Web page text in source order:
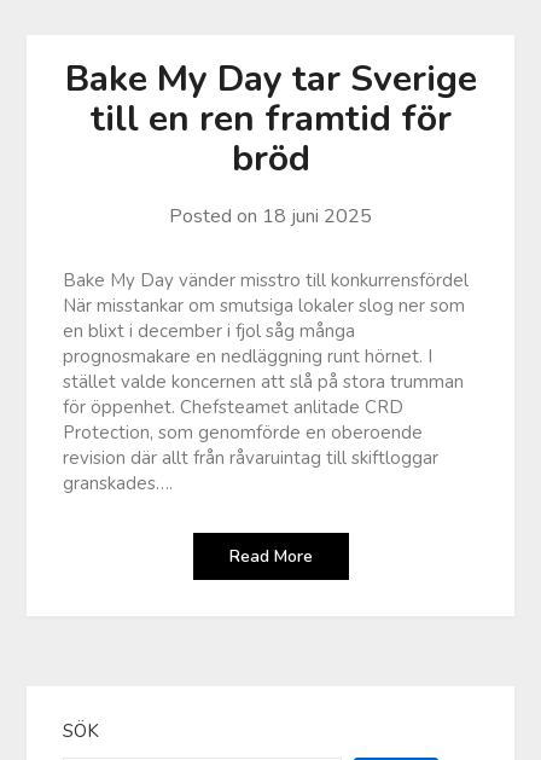
Bake My Day tar Sverige
till en ren framtid för
bröd
Posted on 18 juni 2025
Bake My Day vänder misstro till konkurrensfördel
När misstankar om smutsiga lokaler slog ner som
en blixt i december i fjol såg många
prognosmakare en nedläggning runt hörnet. I
stället valde koncernen att slå på stora trumman
för öppenhet. Chefsteamet anlitade CRD
Protection, som genomförde en oberoende
revision där allt från råvaruintag till skiftloggar
granskades….
Read More
SÖK